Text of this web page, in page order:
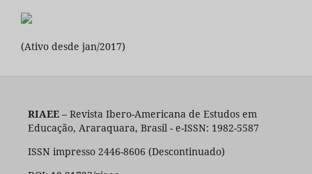
(Ativo desde jan/2017)
RIAEE– Revista Ibero-Americana de Estudos em
Educação, Araraquara, Brasil - e-ISSN: 1982-5587
ISSN impresso 2446-8606 (Descontinuado)